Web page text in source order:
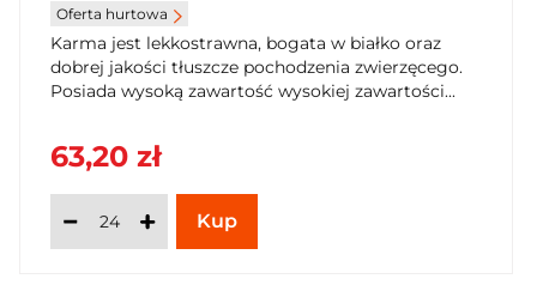
Oferta hurtowa
Karma jest lekkostrawna, bogata w białko oraz
dobrej jakości tłuszcze pochodzenia zwierzęcego.
Posiada wysoką zawartość wysokiej zawartości...
63,20 zł